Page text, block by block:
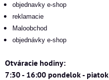
objednavky e-shop
reklamacie
Maloobchod
objednávky e-shop
Otváracie hodiny:
7:30 - 16:00 pondelok - piatok